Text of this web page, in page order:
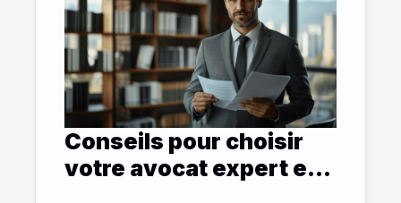
Conseils pour choisir
votre avocat expert en